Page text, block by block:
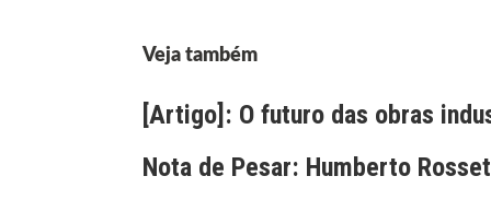
Veja também
[Artigo]: O futuro das obras
Nota de Pesar: Humberto